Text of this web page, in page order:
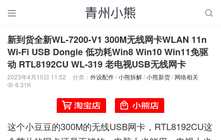
 
新到货全新WL-7200-V1 300M无线网卡WLAN 11n
Wi-Fi USB Dongle 低功耗Win8 Win10 Win11免驱
动 RTL8192CU WL-319 老电视USB无线网卡
2023年4月10日 11:52 分类： 外设配件/小熊拆解/小熊新货/ 网络相关
 6.31K
这个小豆豆的300M的无线USB网卡，RTL8192CU这